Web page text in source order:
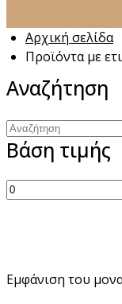
Αρχική σελίδα
Προϊόντα με
Αναζήτηση
Αναζήτηση
Βάση τιμής
Ελάχιστη
Εμφάνιση του